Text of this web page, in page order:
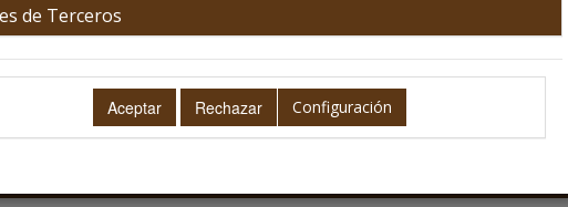
de Terceros
Configuración
introduce la dirección de correo electrónico que facilitaste al realizar tu
un correo electrónico con tu nombre de usuario y contraseña.